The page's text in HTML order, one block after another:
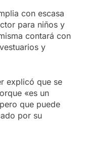
con escasa
para niños y
contará con
y
explicó que se
«es un
que puede
por su